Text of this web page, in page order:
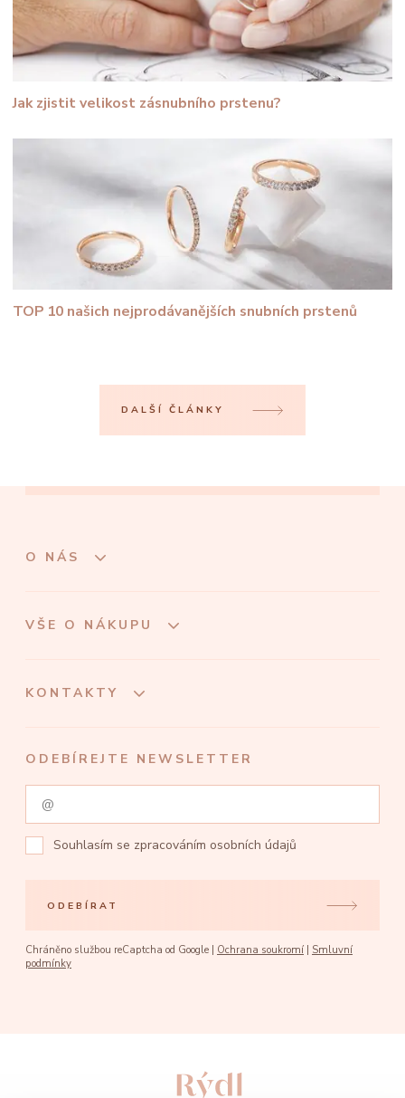
Jak zjistit velikost zásnubního prstenu?
TOP 10 našich nejprodávanějších snubních prstenů
DALŠÍ ČLÁNKY
O NÁS
VŠE O NÁKUPU
KONTAKTY
ODEBÍREJTE NEWSLETTER
Souhlasím se zpracováním osobních údajů
ODEBÍRAT
Chráněno službou reCaptcha od Google | Ochrana soukromí
Smluvní
podmínky